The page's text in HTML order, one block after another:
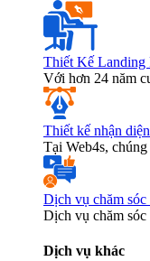
Thiết Kế Landing
Với hơn 24 năm
Thiết kế nhận
Tại Web4s,
Dịch vụ chăm sóc
Dịch vụ chăm sóc
Dịch vụ khác